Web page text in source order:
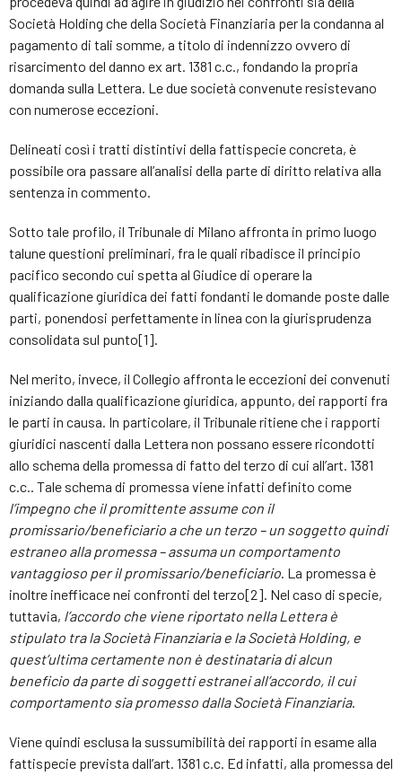
Società Holding che della Società Finanziaria per la condanna al
pagamento di tali somme, a titolo di indennizzo ovvero di
risarcimento del danno ex art. 1381 c.c., fondando la propria
domanda sulla Lettera. Le due società convenute resistevano
con numerose eccezioni.
Delineati così i tratti distintivi della fattispecie concreta, è
possibile ora passare all’analisi della parte di diritto relativa alla
sentenza in commento.
Sotto tale profilo, il Tribunale di Milano affronta in primo luogo
talune questioni preliminari, fra le quali ribadisce il principio
pacifico secondo cui spetta al Giudice di operare la
qualificazione giuridica dei fatti fondanti le domande poste dalle
parti, ponendosi perfettamente in linea con la giurisprudenza
consolidata sul punto[1].
Nel merito, invece, il Collegio affronta le eccezioni dei convenuti
iniziando dalla qualificazione giuridica, appunto, dei rapporti fra
le parti in causa. In particolare, il Tribunale ritiene che i rapporti
giuridici nascenti dalla Lettera non possano essere ricondotti
allo schema della promessa di fatto del terzo di cui all’art. 1381
c.c.. Tale schema di promessa viene infatti definito come
l’impegno che il promittente assume con il
promissario/beneficiario a che un terzo – un soggetto quindi
estraneo alla promessa – assuma un comportamento
vantaggioso per il promissario/beneficiario. La promessa è
inoltre inefficace nei confronti del terzo[2]. Nel caso di specie,
tuttavia, l’accordo che viene riportato nella Lettera è
stipulato tra la Società Finanziaria e la Società Holding, e
quest’ultima certamente non è destinataria di alcun
beneficio da parte di soggetti estranei all’accordo, il cui
comportamento sia promesso dalla Società Finanziaria.
Viene quindi esclusa la sussumibilità dei rapporti in esame alla
fattispecie prevista dall’art. 1381 c.c. Ed infatti, alla promessa del